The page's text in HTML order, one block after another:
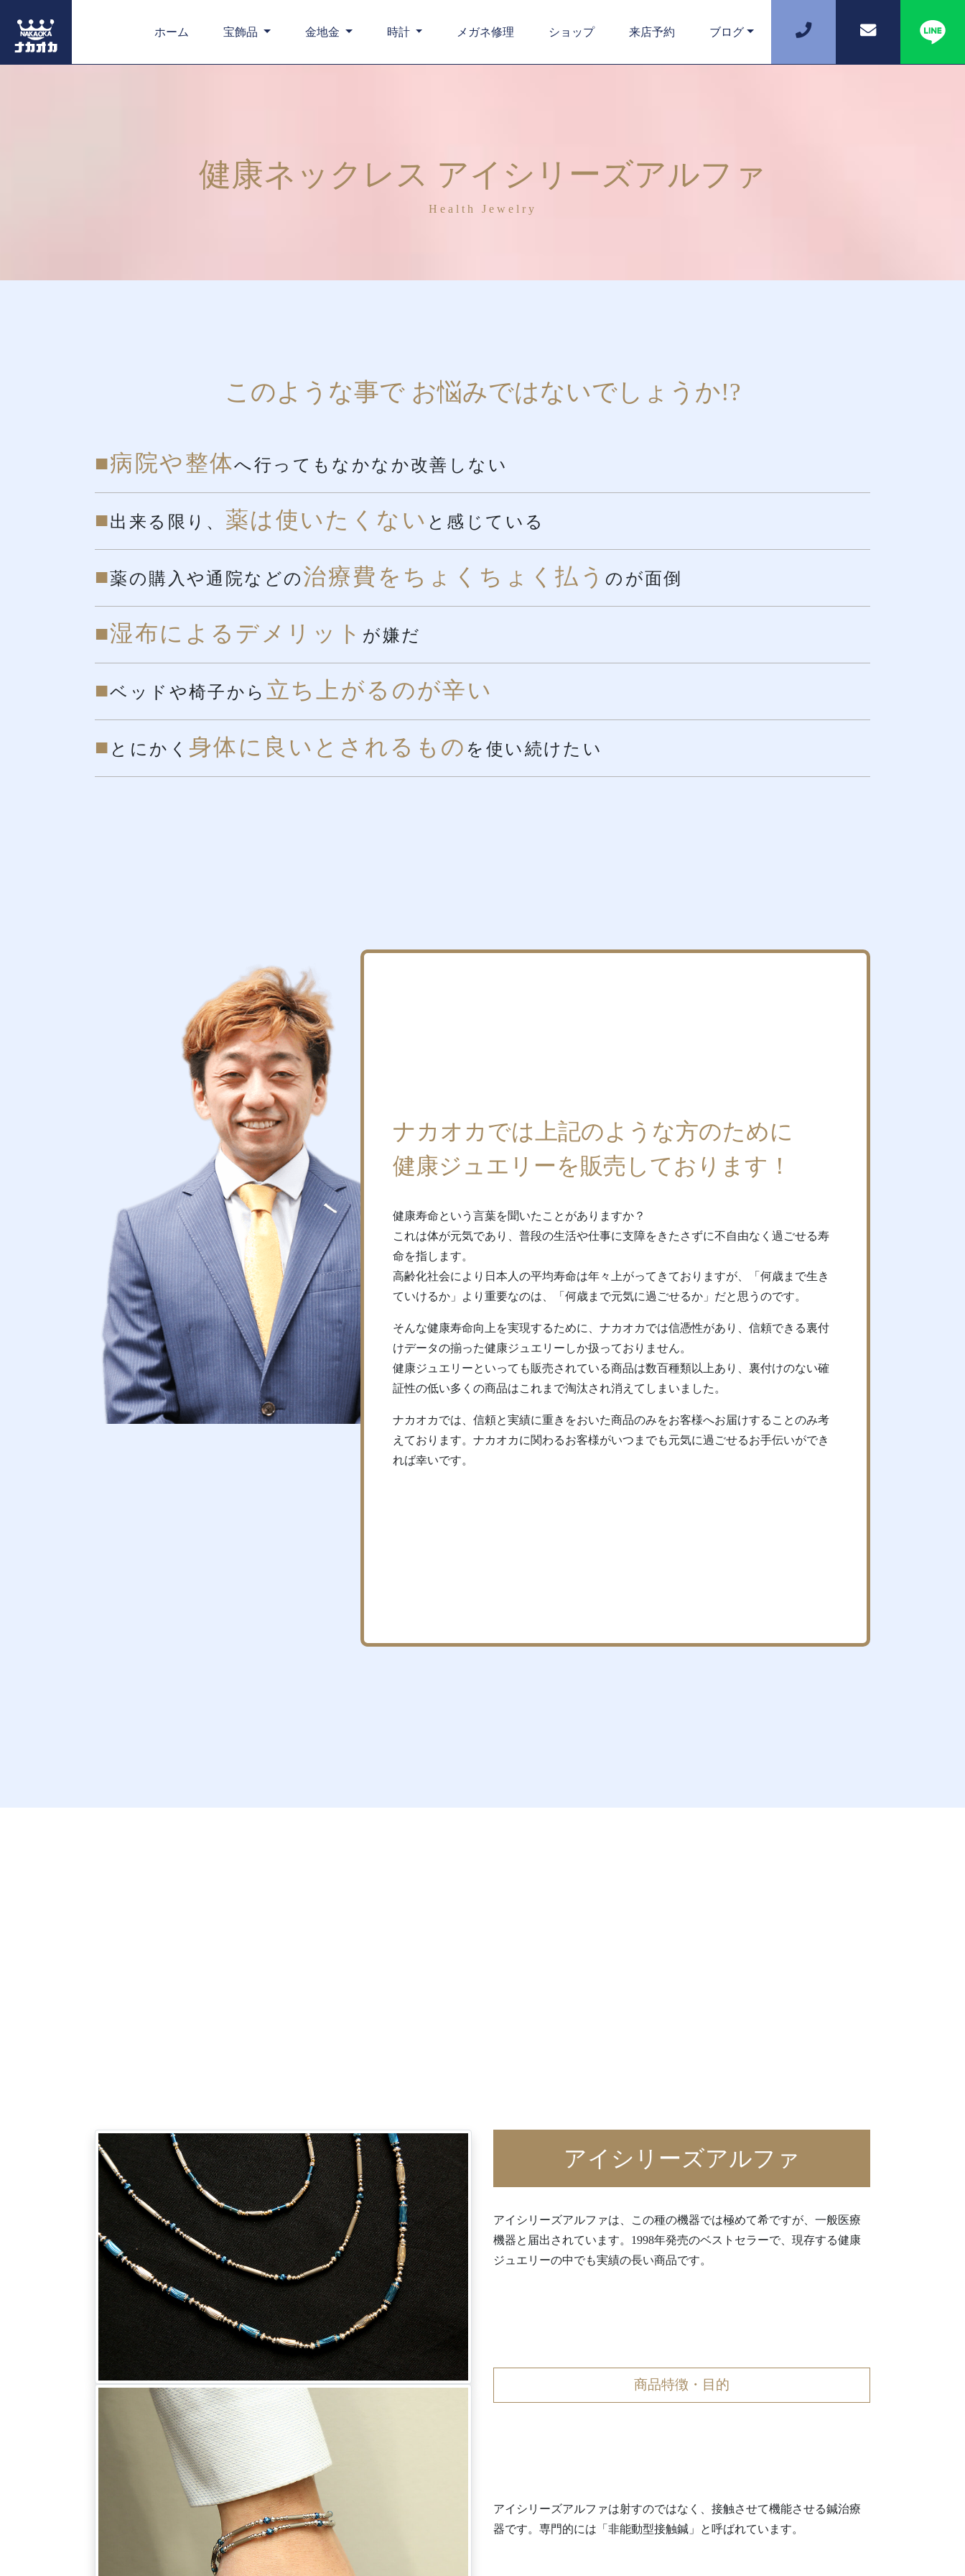
ホーム 宝飾品 金地金 時計 メガネ修理 ショップ 来店予約 ブログ
健康ネックレス アイシリーズアルファ
Health Jewelry
このような事でお悩みではないでしょうか!?
■病院や整体へ行ってもなかなか改善しない
■出来る限り、 薬は使いたくない と感じている
■薬の購入や通院などの治療費をちょくちょく払う のが面倒
■湿布によるデメリット が嫌だ
■ベッドや椅子から 立ち上がるのが辛い
■ とにかく身体に良いとされるもの を使い続けたい
ナカオカでは上記のような方のために
健康ジュエリーを販売しております！
健康寿命という言葉を聞いたことがありますか？
これは体が元気であり、普段の生活や仕事に支障をきたさずに不自由なく過ごせる寿
命を指します。
高齢化社会により日本人の平均寿命は年々上がってきておりますが、「何歳まで生き
ていけるか」より重要なのは、「何歳まで元気に過ごせるか」だと思うのです。
そんな健康寿命向上を実現するために、ナカオカでは信憑性があり、信頼できる裏付
けデータの揃った健康ジュエリーしか扱っておりません。
健康ジュエリーといっても販売されている商品は数百種類以上あり、裏付けのない確
証性の低い多くの商品はこれまで淘汰され消えてしまいました。
ナカオカでは、信頼と実績に重きをおいた商品のみをお客様へお届けすることのみ考
えております。ナカオカに関わるお客様がいつまでも元気に過ごせるお手伝いができ
れば幸いです。
アイシリーズアルファ
アイシリーズアルファは、この種の機器では極めて希ですが、一般医療
機器と届出されています。1998年発売のベストセラーで、現存する健康
ジュエリーの中でも実績の長い商品です。
商品特徴・目的
アイシリーズアルファは射すのではなく、接触させて機能させる鍼治療
器です。専門的には「非能動型接触鍼」と呼ばれています。